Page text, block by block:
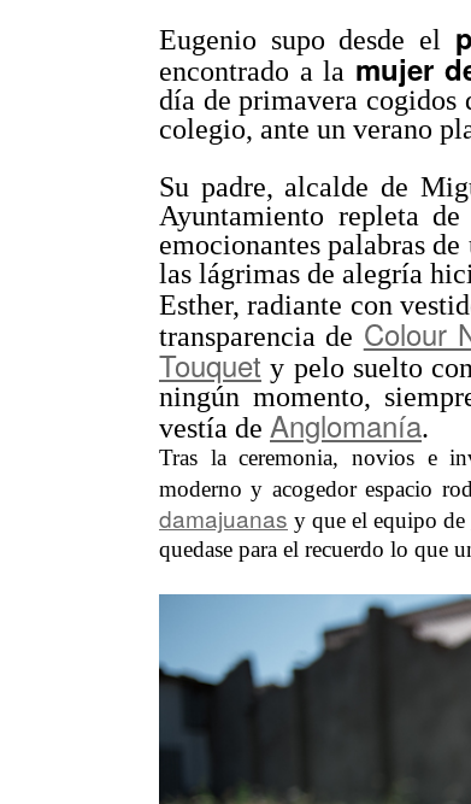
Eugenio supo desde el
encontrado a la mujer
día de primavera cogidos
colegio, ante un verano
Su padre, alcalde de
Ayuntamiento repleta
emocionantes palabras
las lágrimas de alegría
Esther, radiante con
transparencia de Colour
Touquet y pelo suelto
ningún momento,
vestía de Anglomanía.
Tras la ceremonia, novios e
moderno y acogedor espacio
damajuanas y que el equipo de
quedase para el recuerdo lo que